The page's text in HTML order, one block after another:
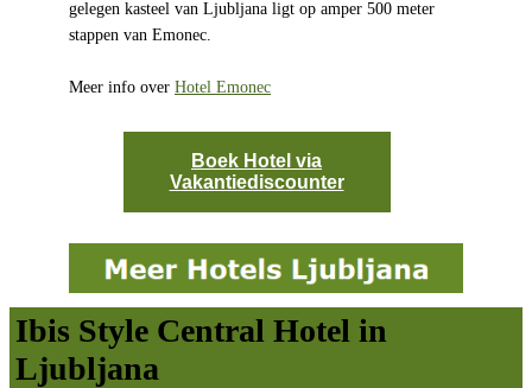
gelegen kasteel van Ljubljana ligt op amper 500 meter
stappen van Emonec.
Meer info over Hotel Emonec
Boek Hotel via
Vakantiediscounter
Ibis Style Central Hotel in
Ljubljana